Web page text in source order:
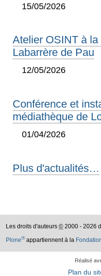
15/05/2026
Atelier OSINT à
Labarrère de Pau
12/05/2026
Conférence et
médiathèque de
01/04/2026
Plus d'actualités…
Les droits d'auteurs © 2000 - 2026
Plone®appartiennent à la
Réalisé
Plan du